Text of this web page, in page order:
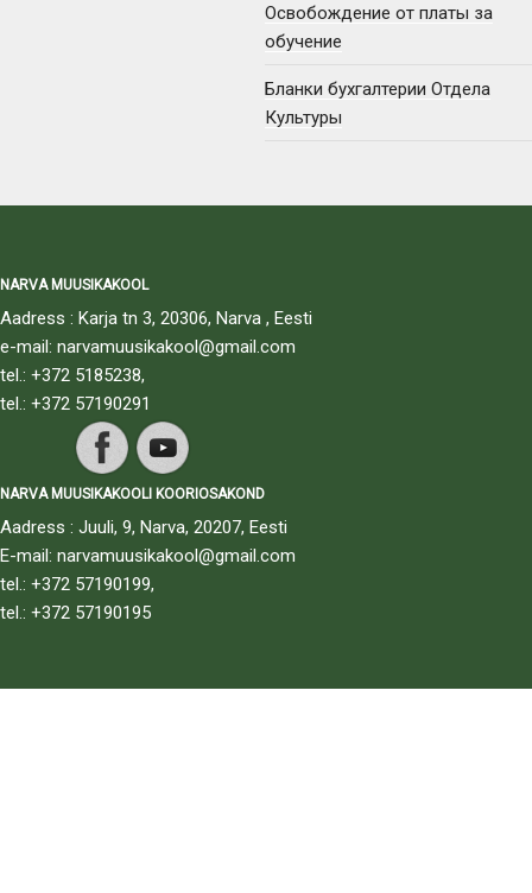
Освобождение от платы за
обучение
Бланки бухгалтерии Отдела
Культуры
NARVA MUUSIKAKOOL
Aadress : Karja tn 3, 20306, Narva , Eesti
e-mail: narvamuusikakool@gmail.com
tel.: +372 5185238,
tel.: +372 57190291
NARVA MUUSIKAKOOLI KOORIOSAKOND
Aadress : Juuli, 9, Narva, 20207, Eesti
E-mail: narvamuusikakool@gmail.com
tel.: +372 57190199,
tel.: +372 57190195